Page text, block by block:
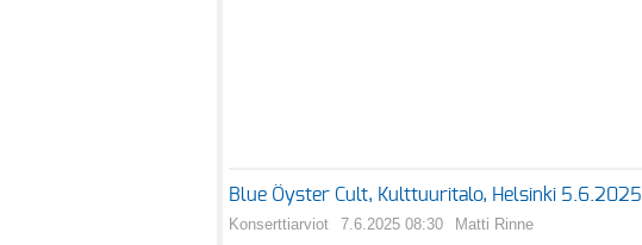
Blue Öyster Cult, Kulttuuritalo, Helsinki 5.6.2025
Konserttiarviot 7.6.2025 08:30 Matti Rinne